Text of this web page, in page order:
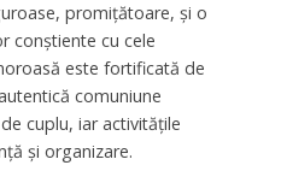
promiţătoare, şi o
conştiente cu cele
este fortificată de
comuniune
cuplu, iar activităţile
şi organizare.